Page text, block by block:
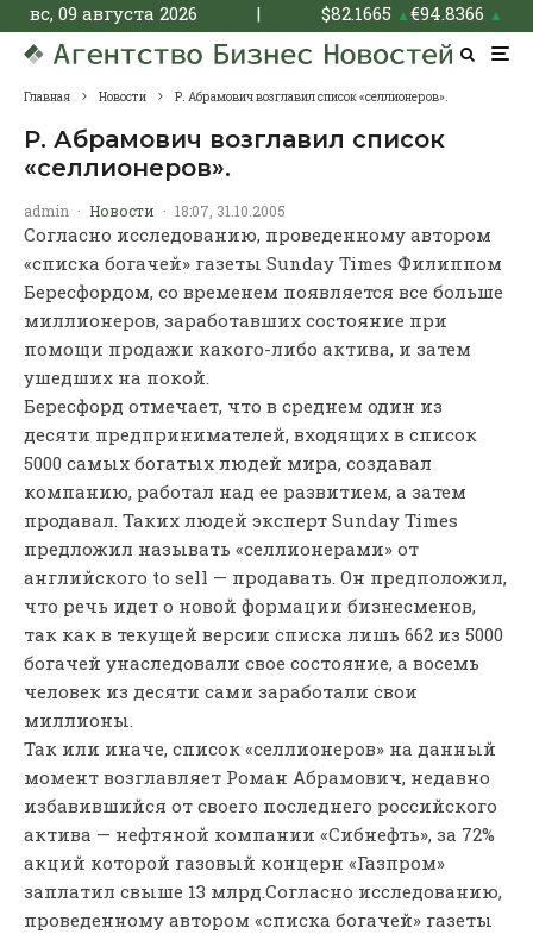
вс, 09 августа 2026 | $82.1665 ▲€94.8366 ▲
Главная Новости Р. Абрамович возглавил список «селлионеров».
Р. Абрамович возглавил список
«селлионеров».
admin · Новости · 18:07, 31.10.2005
Согласно исследованию, проведенному автором
«списка богачей» газеты Sunday Times Филиппом
Бересфордом, со временем появляется все больше
миллионеров, заработавших состояние при
помощи продажи какого-либо актива, и затем
ушедших на покой.
Бересфорд отмечает, что в среднем один из
десяти предпринимателей, входящих в список
5000 самых богатых людей мира, создавал
компанию, работал над ее развитием, а затем
продавал. Таких людей эксперт Sunday Times
предложил называть «селлионерами» от
английского to sell — продавать. Он предположил,
что речь идет о новой формации бизнесменов,
так как в текущей версии списка лишь 662 из 5000
богачей унаследовали свое состояние, а восемь
человек из десяти сами заработали свои
миллионы.
Так или иначе, список «селлионеров» на данный
момент возглавляет Роман Абрамович, недавно
избавившийся от своего последнего российского
актива — нефтяной компании «Сибнефть», за 72%
акций которой газовый концерн «Газпром»
заплатил свыше 13 млрд. Согласно исследованию,
проведенному автором «списка богачей» газеты